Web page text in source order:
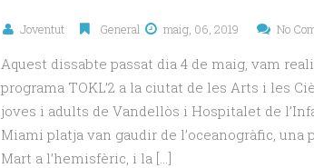
Joventut General maig, 06, 2019 No
Aquest dissabte passat dia 4 de maig, vam
programa TOKL’2 a la ciutat de les Arts i les
joves i adults de Vandellòs i Hospitalet de
Miami platja van gaudir de l’oceanogràfic, una
Mart a l’hemisfèric, i la […]